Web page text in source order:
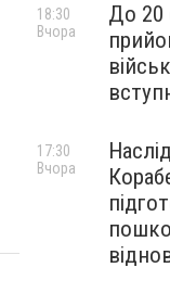
До 20
18:30
Вчора
17:30
Вчора